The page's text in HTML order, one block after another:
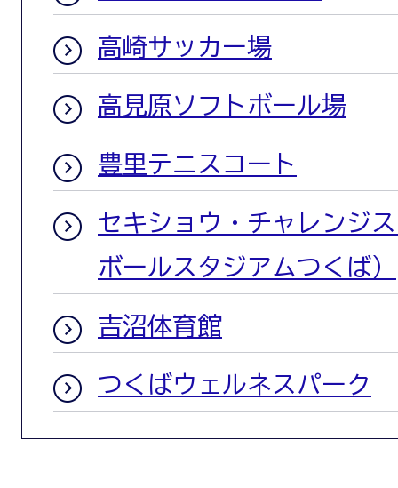
高崎サッカー場
高見原ソフトボール場
豊里テニスコート
セキショウ・チャレンジ
ボールスタジアムつくば）
吉沼体育館
つくばウェルネスパーク